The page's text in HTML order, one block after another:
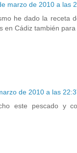
marzo de 2010 a las
he dado la receta
en Cádiz también
de 2010 a las
este pescado y